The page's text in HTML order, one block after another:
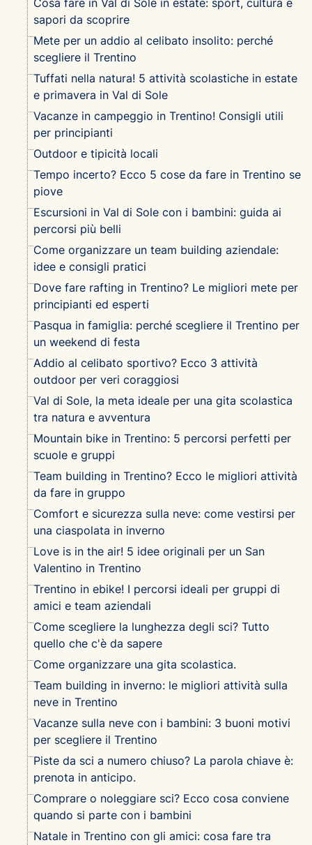
Cosa fare in Val di Sole in estate: sport, cultura e
sapori da scoprire
Mete per un addio al celibato insolito: perché
scegliere il Trentino
Tuffati nella natura! 5 attività scolastiche in estate
e primavera in Val di Sole
Vacanze in campeggio in Trentino! Consigli utili
per principianti
Outdoor e tipicità locali
Tempo incerto? Ecco 5 cose da fare in Trentino se
piove
Escursioni in Val di Sole con i bambini: guida ai
percorsi più belli
Come organizzare un team building aziendale:
idee e consigli pratici
Dove fare rafting in Trentino? Le migliori mete per
principianti ed esperti
Pasqua in famiglia: perché scegliere il Trentino per
un weekend di festa
Addio al celibato sportivo? Ecco 3 attività
outdoor per veri coraggiosi
Val di Sole, la meta ideale per una gita scolastica
tra natura e avventura
Mountain bike in Trentino: 5 percorsi perfetti per
scuole e gruppi
Team building in Trentino? Ecco le migliori attività
da fare in gruppo
Comfort e sicurezza sulla neve: come vestirsi per
una ciaspolata in inverno
Love is in the air! 5 idee originali per un San
Valentino in Trentino
Trentino in ebike! I percorsi ideali per gruppi di
amici e team aziendali
Come scegliere la lunghezza degli sci? Tutto
quello che c'è da sapere
Come organizzare una gita scolastica.
Team building in inverno: le migliori attività sulla
neve in Trentino
Vacanze sulla neve con i bambini: 3 buoni motivi
per scegliere il Trentino
Piste da sci a numero chiuso? La parola chiave è:
prenota in anticipo.
Comprare o noleggiare sci? Ecco cosa conviene
quando si parte con i bambini
Natale in Trentino con gli amici: cosa fare tra